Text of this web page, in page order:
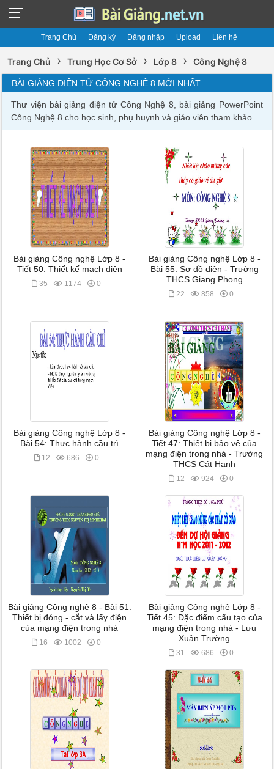
Trang Chủ Đăng ký Đăng nhập Upload Liên hệ
Trang Chủ › Trung Học Cơ Sở › Lớp 8 › Công Nghệ 8
BÀI GIẢNG ĐIỆN TỬ CÔNG NGHỆ 8 MỚI NHẤT
Thư viện bài giảng điện tử Công Nghệ 8, bài giảng PowerPoint
Công Nghệ 8 cho học sinh, phụ huynh và giáo viên tham khảo.
Bài giảng Công nghệ Lớp 8 -
Tiết 50: Thiết kế mạch điện
35 1174 0
Bài giảng Công nghệ Lớp 8 -
Bài 55: Sơ đồ điện - Trường
THCS Giang Phong
22 858 0
Bài giảng Công nghệ Lớp 8 -
Bài 54: Thực hành cầu trì
12 686 0
Bài giảng Công nghệ Lớp 8 -
Tiết 47: Thiết bị bảo vệ của
mạng điện trong nhà - Trường
THCS Cát Hanh
12 924 0
Bài giảng Công nghệ 8 - Bài 51:
Thiết bị đóng - cắt và lấy điện
của mạng điện trong nhà
16 1002 0
Bài giảng Công nghệ Lớp 8 -
Tiết 45: Đặc điểm cấu tạo của
mạng điện trong nhà - Lưu
Xuân Trường
31 686 0